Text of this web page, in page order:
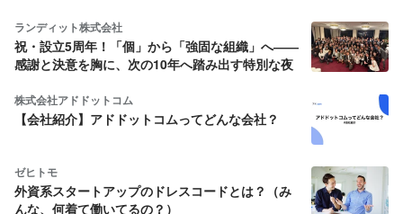
ランディット株式会社
祝・設立5周年！「個」から「強固な組織」へ――
感謝と決意を胸に、次の10年へ踏み出す特別な夜
株式会社アドドットコム
【会社紹介】アドドットコムってどんな会社？
ゼヒトモ
外資系スタートアップのドレスコードとは？（み
んな、何着て働いてるの？）